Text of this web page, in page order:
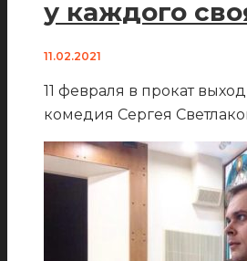
у каждого
11.02.2021
11 февраля в прокат
комедия Сергея